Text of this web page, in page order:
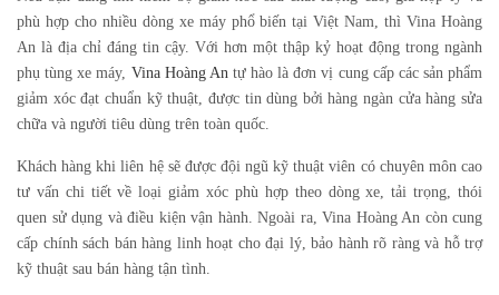
phù hợp cho nhiều dòng xe máy phổ biến tại Việt Nam, thì Vina Hoàng
An là địa chỉ đáng tin cậy. Với hơn một thập kỷ hoạt động trong ngành
phụ tùng xe máy, Vina Hoàng An tự hào là đơn vị cung cấp các sản phẩm
giảm xóc đạt chuẩn kỹ thuật, được tin dùng bởi hàng ngàn cửa hàng sửa
chữa và người tiêu dùng trên toàn quốc.
Khách hàng khi liên hệ sẽ được đội ngũ kỹ thuật viên có chuyên môn cao
tư vấn chi tiết về loại giảm xóc phù hợp theo dòng xe, tải trọng, thói
quen sử dụng và điều kiện vận hành. Ngoài ra, Vina Hoàng An còn cung
cấp chính sách bán hàng linh hoạt cho đại lý, bảo hành rõ ràng và hỗ trợ
kỹ thuật sau bán hàng tận tình.